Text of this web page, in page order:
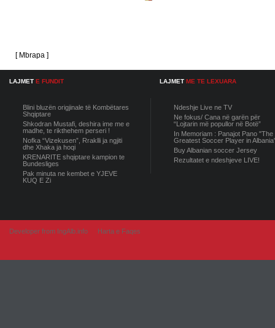
[ Mbrapa ]
LAJMET E FUNDIT
Blini bluzën origjinale të Kombëtares
Shqiptare
Shkodran Mustafi, deshira ime me e
madhe, te rikthehem perseri !
Nofka “Vizekusen”, Rraklli ja ngjiti
dhe Xhaka ja hoqi
KRENARITE shqiptare kampion te
Bundesliges
Pak minuta ne kembet e YJEVE
KUQ E Zi
LAJMET ME TE LEXUARA
Ndeshje Live ne TV
Ne fokus/ Cana në garën për
“Lojtarin më popullor në Botë”
In Memoriam : Panajot Pano "The
Greatest Soccer Player in
Buy Albanian soccer Jersey
Rezultatet e ndeshjeve LIVE!
Developer from IngAlb.info Harta e Faqes